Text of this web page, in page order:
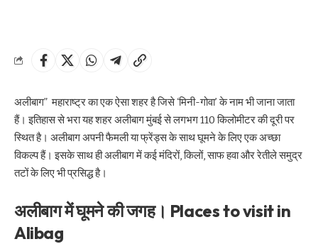
अलीबाग” महाराष्ट्र का एक ऐसा शहर है जिसे ‘मिनी-गोवा’ के नाम भी जाना जाता
हैं। इतिहास से भरा यह शहर अलीबाग मुंबई से लगभग 110 किलोमीटर की दूरी पर
स्थित है। अलीबाग अपनी फैमली या फ्रेंड्स के साथ घूमने के लिए एक अच्छा
विकल्प हैं। इसके साथ ही अलीबाग में कई मंदिरों, किलों, साफ हवा और रेतीले समुद्र
तटों के लिए भी प्रसिद्ध है।
अलीबाग में घूमने की जगह। Places to visit in
Alibag